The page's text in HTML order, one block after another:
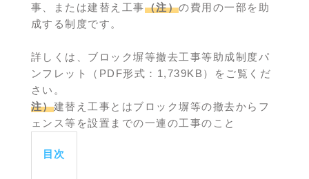
事、または建替え工事（注）の費用の一部を助
成する制度です。
詳しくは、 ブロック塀等撤去工事等助成制度パ
ンフレット（PDF形式：1,739KB）
をご覧くだ
さい。
注）建替え工事とはブロック塀等の撤去からフ
ェンス等を設置までの一連の工事のこと
目次